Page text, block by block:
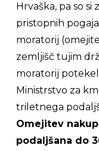
Hrvaška, pa so si
pristopnih
moratorij
zemljišč tujim
moratorij
Ministrstvo za
triletnega
Omejitev
podaljšana do